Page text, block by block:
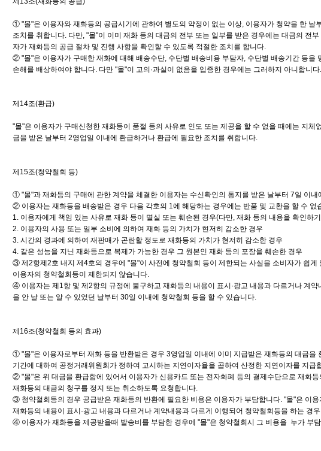
① "몰"은 이용자와 재화등의 공급시기에 관하여 별도의 약정이 없는 이상, 이용자가 청약을 한
조치를 취합니다. 다만, "몰"이 이미 재화 등의 대금의 전부 또는 일부를 받은 경우에는 대금의 전
자가 재화등의 공급 절차 및 진행 사항을 확인할 수 있도록 적절한 조치를 합니다.
② "몰"은 이용자가 구매한 재화에 대해 배송수단, 수단별 배송비용 부담자, 수단별 배송기간 등을
손해를 배상하여야 합니다. 다만 "몰"이 고의·과실이 없음을 입증한 경우에는 그러하지 아니합니다.
제14조(환급)
"몰"은 이용자가 구매신청한 재화등이 품절 등의 사유로 인도 또는 제공을 할 수 없을 때에는 지
금을 받은 날부터 2영업일 이내에 환급하거나 환급에 필요한 조치를 취합니다.
제15조(청약철회 등)
① "몰"과 재화등의 구매에 관한 계약을 체결한 이용자는 수신확인의 통지를 받은 날부터 7일 이내
② 이용자는 재화등을 배송받은 경우 다음 각호의 1에 해당하는 경우에는 반품 및 교환을 할 수 없
1. 이용자에게 책임 있는 사유로 재화 등이 멸실 또는 훼손된 경우(다만, 재화 등의 내용을 확인하
2. 이용자의 사용 또는 일부 소비에 의하여 재화 등의 가치가 현저히 감소한 경우
3. 시간의 경과에 의하여 재판매가 곤란할 정도로 재화등의 가치가 현저히 감소한 경우
4. 같은 성능을 지닌 재화등으로 복제가 가능한 경우 그 원본인 재화 등의 포장을 훼손한 경우
③ 제2항제2호 내지 제4호의 경우에 "몰"이 사전에 청약철회 등이 제한되는 사실을 소비자가 쉽
이용자의 청약철회등이 제한되지 않습니다.
④ 이용자는 제1항 및 제2항의 규정에 불구하고 재화등의 내용이 표시·광고 내용과 다르거나 계
을 안 날 또는 알 수 있었던 날부터 30일 이내에 청약철회 등을 할 수 있습니다.
제16조(청약철회 등의 효과)
① "몰"은 이용자로부터 재화 등을 반환받은 경우 3영업일 이내에 이미 지급받은 재화등의 대금
기간에 대하여 공정거래위원회가 정하여 고시하는 지연이자율을 곱하여 산정한 지연이자를 지급
② "몰"은 위 대금을 환급함에 있어서 이용자가 신용카드 또는 전자화폐 등의 결제수단으로 재화
재화등의 대금의 청구를 정지 또는 취소하도록 요청합니다.
③ 청약철회등의 경우 공급받은 재화등의 반환에 필요한 비용은 이용자가 부담합니다. "몰"은 이
재화등의 내용이 표시·광고 내용과 다르거나 계약내용과 다르게 이행되어 청약철회등을 하는 경
④ 이용자가 재화등을 제공받을때 발송비를 부담한 경우에 "몰"은 청약철회시 그 비용을 누가 부